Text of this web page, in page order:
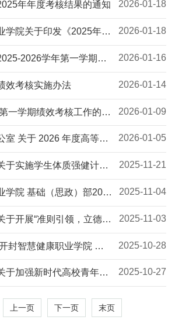
年年度考核结果的通知 2026-01-18
学院关于印发《2025年度
的通知
2026-01-18
2026学年第一学期绩
2026-01-16
效考核实施办法 2026-01-14
一学期绩效考核工作的通
2026-01-09
室 关于 2026 年度高等学
关事项的通知
2026-01-05
于实施学生体质强健计划
2025-11-21
学院 基础（思政）部2025
2025-11-04
于开展“准则引领，立德树
师的成长与担当”主题征文
2025-11-03
封智慧健康职业学院 第
比赛的通知
2025-10-28
于加强新时代高校青年教
意见
2025-10-27
上一页 下一页 末页